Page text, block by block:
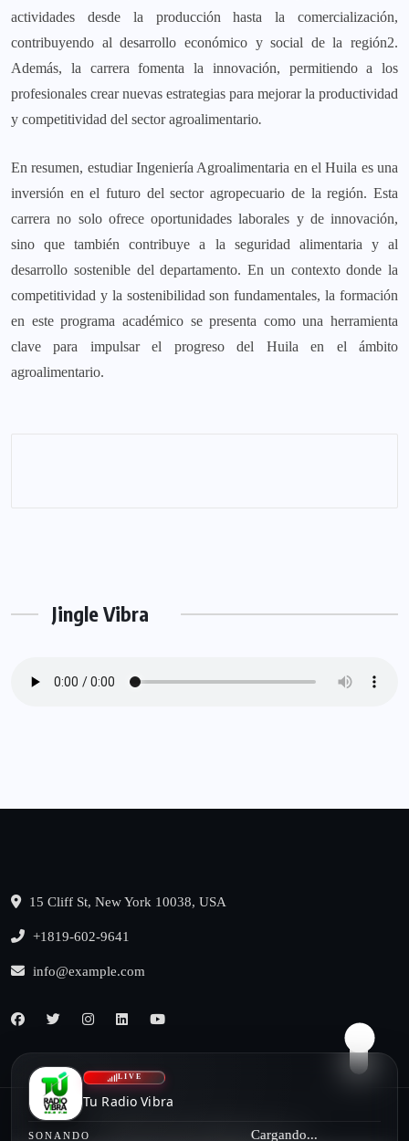
actividades desde la producción hasta la comercialización,
contribuyendo al desarrollo económico y social de la región2.
Además, la carrera fomenta la innovación, permitiendo a los
profesionales crear nuevas estrategias para mejorar la productividad
y competitividad del sector agroalimentario.
En resumen, estudiar Ingeniería Agroalimentaria en el Huila es una
inversión en el futuro del sector agropecuario de la región. Esta
carrera no solo ofrece oportunidades laborales y de innovación,
sino que también contribuye a la seguridad alimentaria y al
desarrollo sostenible del departamento. En un contexto donde la
competitividad y la sostenibilidad son fundamentales, la formación
en este programa académico se presenta como una herramienta
clave para impulsar el progreso del Huila en el ámbito
agroalimentario.
Jingle Vibra
15 Cliff St, New York 10038, USA
+1819-602-9641
info@example.com
© 2022, benqu All Rights Reserved
LIVE
Tu Radio Vibra
SONANDO Cargando...